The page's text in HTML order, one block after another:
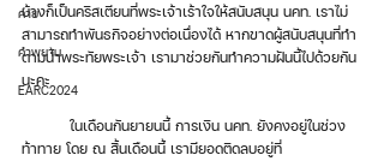
ค่าย
คำพยาน
EARC2024
บ้างก็เป็นคริสเตียนที่พระเจ้าเร้าใจให้สนับสนุน นคท. เราไม่
สามารถทำพันธกิจอย่างต่อเนื่องได้ หากขาดผู้สนับสนุนที่ทำ
ตามน้ำพระทัยพระเจ้า เรามาช่วยกันทำความฝันนี้ไปด้วยกัน
นะคะ
ท้าทาย โดย ณ สิ้นเดือนนี้ เรามียอดติดลบอยู่ที่